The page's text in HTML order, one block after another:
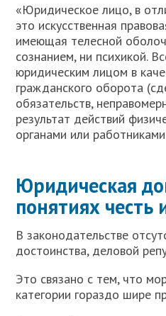
«Юридическое лицо, в
это искусственная
имеющая телесной
сознанием, ни психикой.
юридическим лицом в
гражданского оборота
обязательств,
результат действий
органами или
Юридическая
понятиях честь
В законодательстве
достоинства, деловой
Это связано с тем, что
категории гораздо шире